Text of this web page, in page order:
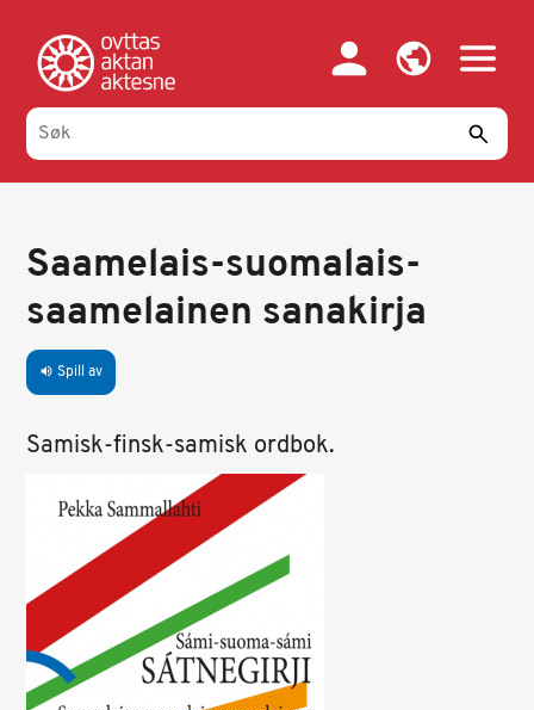
hovedinnhold
Saamelais-suomalais-
saamelainen sanakirja
volume_up Spill av
Samisk-finsk-samisk ordbok.